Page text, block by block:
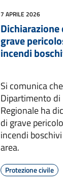
7 APRILE 2026
grave
incendi
Si comunica
Dipartimento
Regionale ha
di grave
incendi
area.
Protezione civile